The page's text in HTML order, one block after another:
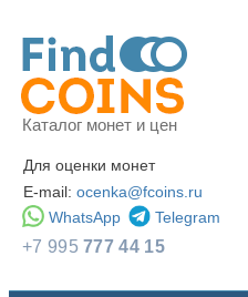
Каталог монет и цен
Для оценки монет
E-mail: ocenka@fcoins.ru
WhatsApp
Telegram
+7 995777 44 15